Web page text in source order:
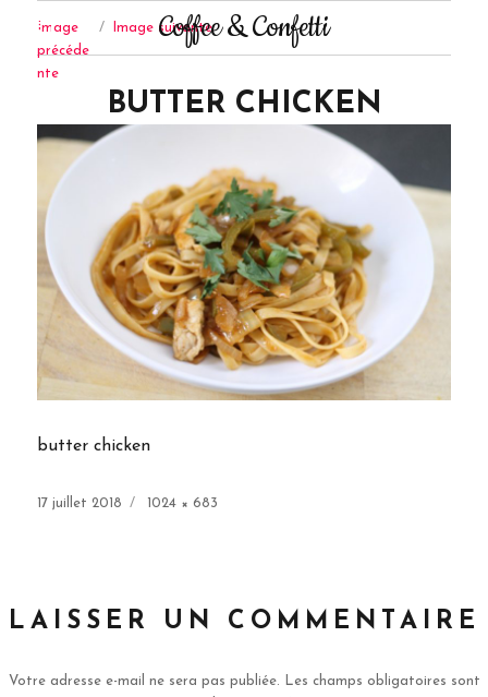
Coffee & Confetti
Image
précéde
nte
Image suivante
BUTTER CHICKEN
butter chicken
Publié
17 juillet 2018
Taille
1024 × 683
LAISSER UN COMMENTAIRE
Votre adresse e-mail ne sera pas publiée.
Les champs obligatoires sont